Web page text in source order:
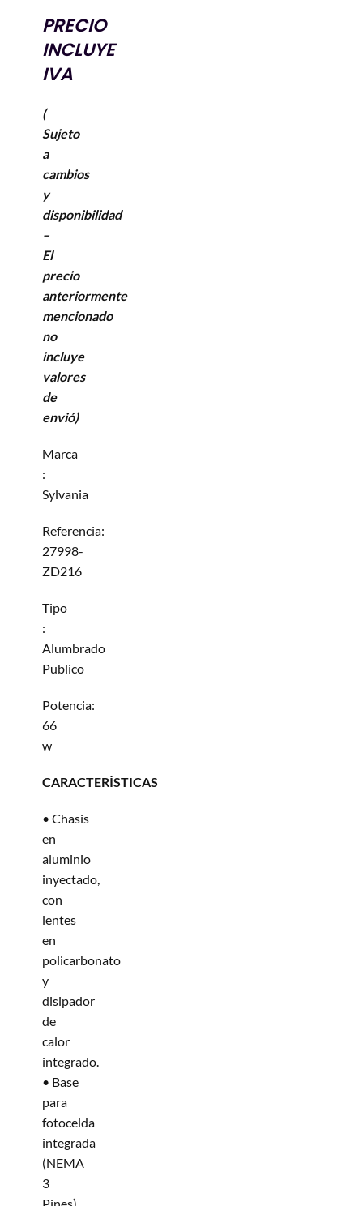
PRECIO
INCLUYE
IVA
(
Sujeto
a
cambios
y
disponibilidad
–
El
precio
anteriormente
mencionado
no
incluye
valores
de
envió)
Marca
:
Sylvania
Referencia:
27998-
ZD216
Tipo
:
Alumbrado
Publico
Potencia:
66
w
CARACTERÍSTICAS
• Chasis
en
aluminio
inyectado,
con
lentes
en
policarbonato
y
disipador
de
calor
integrado.
• Base
para
fotocelda
integrada
(NEMA
3